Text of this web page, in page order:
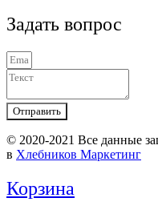
Задать вопрос
Отправить
© 2020-2021 Вcе данные
в Хлебников Маркетинг
Корзина